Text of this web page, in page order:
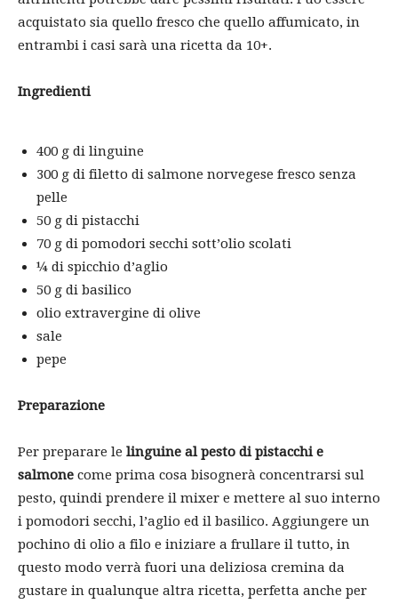
acquistato sia quello fresco che quello affumicato, in
entrambi i casi sarà una ricetta da 10+.
Ingredienti
400 g di linguine
300 g di filetto di salmone norvegese fresco senza
pelle
50 g di pistacchi
70 g di pomodori secchi sott’olio scolati
¼ di spicchio d’aglio
50 g di basilico
olio extravergine di olive
sale
pepe
Preparazione
Per preparare le linguine al pesto di pistacchi e
salmone come prima cosa bisognerà concentrarsi sul
pesto, quindi prendere il mixer e mettere al suo interno
i pomodori secchi, l’aglio ed il basilico. Aggiungere un
pochino di olio a filo e iniziare a frullare il tutto, in
questo modo verrà fuori una deliziosa cremina da
gustare in qualunque altra ricetta, perfetta anche per